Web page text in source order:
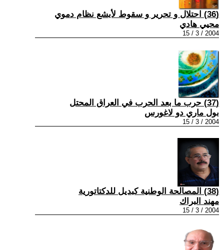
(36) احتلال و تحرير و سقوط لأبشع نظام دموي
محيي هادي
2004 / 3 / 15
(37) حرب ما بعد الحرب في العراق المحتل
بول ماري دو لاغورس
2004 / 3 / 15
(38) المصالحة الوطنية كبديل للدكتاتورية
مهند البراك
2004 / 3 / 15